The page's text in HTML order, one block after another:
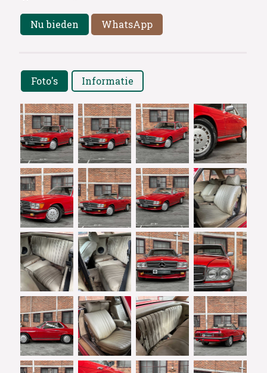
Nu bieden WhatsApp
Foto's Informatie